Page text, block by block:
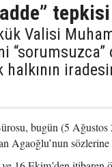
tepkisi
Valisi
“sorumsuzca”
bugün (5 Ağustos
Agaoğlu’nun sözlerine